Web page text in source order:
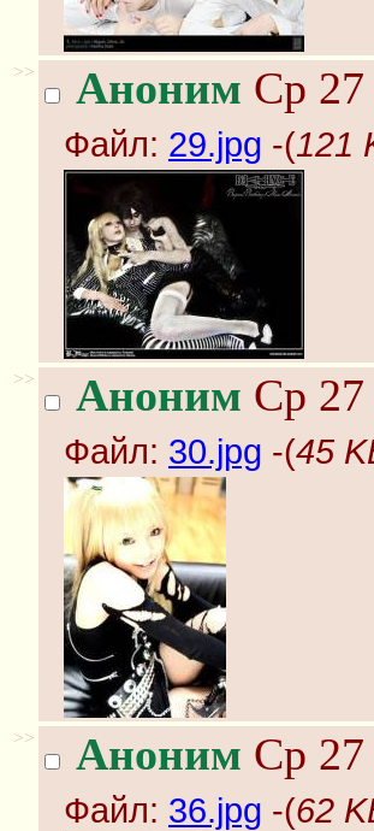
>> Аноним Ср 27
Файл: 29.jpg -(121
>> Аноним Ср 27
Файл: 30.jpg -(45
>> Аноним Ср 27
Файл: 36.jpg -(62